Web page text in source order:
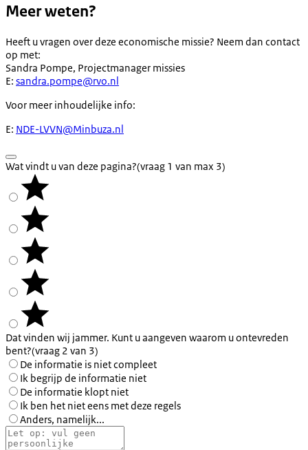
Meer weten?
Heeft u vragen over deze economische missie? Neem dan contact
op met:
Sandra Pompe, Projectmanager missies
E: sandra.pompe@rvo.nl
Voor meer inhoudelijke info:
E: NDE-LVVN@Minbuza.nl
Wat vindt u van deze pagina?(vraag 1 van max 3)
Dat vinden wij jammer. Kunt u aangeven waarom u ontevreden
bent?(vraag 2 van 3)
De informatie is niet compleet
Ik begrijp de informatie niet
De informatie klopt niet
Ik ben het niet eens met deze regels
Anders, namelijk...